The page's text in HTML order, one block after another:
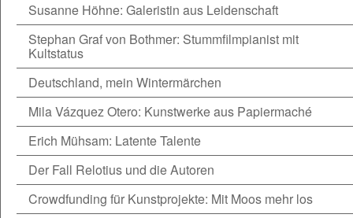
Susanne Höhne: Galeristin aus Leidenschaft
Stephan Graf von Bothmer: Stummfilmpianist mit
Kultstatus
Deutschland, mein Wintermärchen
Mila Vázquez Otero: Kunstwerke aus Papiermaché
Erich Mühsam: Latente Talente
Der Fall Relotius und die Autoren
Crowdfunding für Kunstprojekte: Mit Moos mehr los